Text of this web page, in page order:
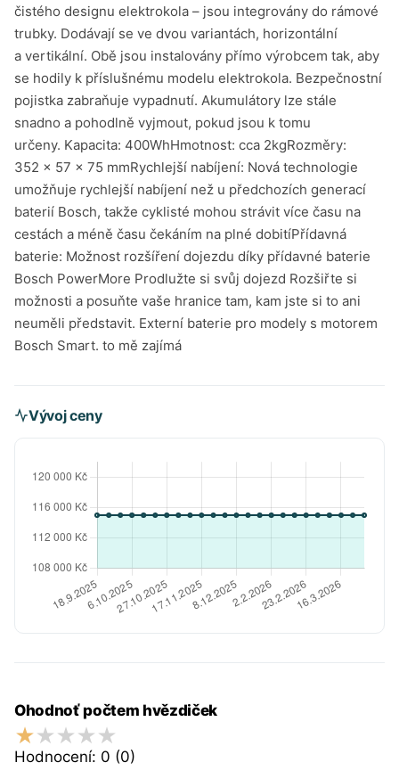
čistého designu elektrokola – jsou integrovány do rámové
trubky. Dodávají se ve dvou variantách, horizontální
a vertikální. Obě jsou instalovány přímo výrobcem tak, aby
se hodily k příslušnému modelu elektrokola. Bezpečnostní
pojistka zabraňuje vypadnutí. Akumulátory lze stále
snadno a pohodlně vyjmout, pokud jsou k tomu
určeny. Kapacita: 400WhHmotnost: cca 2kgRozměry:
352 × 57 × 75 mmRychlejší nabíjení: Nová technologie
umožňuje rychlejší nabíjení než u předchozích generací
baterií Bosch, takže cyklisté mohou strávit více času na
cestách a méně času čekáním na plné dobitíPřídavná
baterie: Možnost rozšíření dojezdu díky přídavné baterie
Bosch PowerMore Prodlužte si svůj dojezd Rozšiřte si
možnosti a posuňte vaše hranice tam, kam jste si to ani
neuměli představit. Externí baterie pro modely s motorem
Bosch Smart. to mě zajímá
Vývoj ceny
Ohodnoť počtem hvězdiček
Hodnocení: 0 (0)